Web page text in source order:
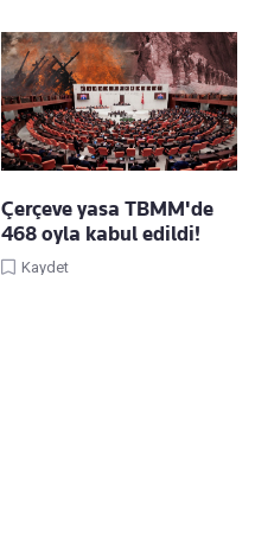
Çerçeve yasa TBMM'de
468 oyla kabul edildi!
Kaydet